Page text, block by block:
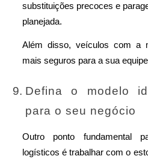
substituições precoces e
planejada.
Além disso, veículos com a
mais seguros para a sua
Defina o modelo
para o seu negócio
Outro ponto fundamental
logísticos é trabalhar com o